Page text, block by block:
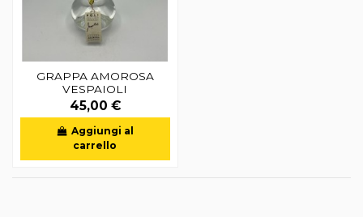
GRAPPA AMOROSA
VESPAIOLI
45,00 €
Aggiungi al
carrello